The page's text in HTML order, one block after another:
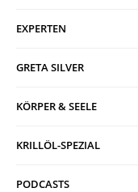
EXPERTEN
GRETA SILVER
KÖRPER & SEELE
KRILLÖL-SPEZIAL
PODCASTS